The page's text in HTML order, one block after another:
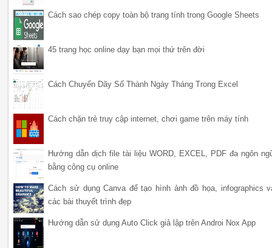
Cách sao chép copy toàn bộ trang tính trong Google Sheets
45 trang học online dạy bạn mọi thứ trên đời
Cách Chuyển Dãy Số Thành Ngày Tháng Trong Excel
Cách chặn trẻ truy cập internet, chơi game trên máy tính
Hướng dẫn dịch file tài liệu WORD, EXCEL, PDF đa ngôn
bằng công cụ online
Cách sử dụng Canva để tạo hình ảnh đồ họa, infographics
các bài thuyết trình đẹp
Hướng dẫn sử dụng Auto Click giả lập trên Androi Nox App